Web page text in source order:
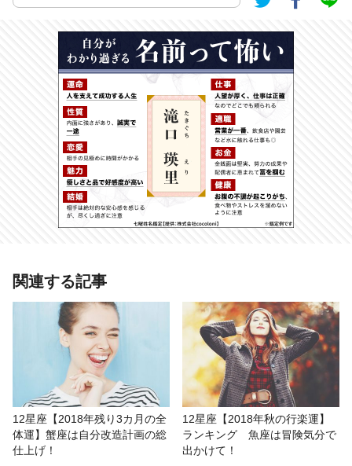
あわせて読みたい記事
12星座【2018年残り3カ月の恋愛
運】牡牛座は変化の波に乗ることで
恋の未来をつかんで！
# 2018年下半期の運勢 # おもしろ # 金森藍加
# 星座占い/星占い # 結婚
関連する記事
12星座【2018年残り3カ月の全
体運】蟹座は自分改造計画の総
仕上げ！
12星座【2018年秋の行楽運】
ランキング 魚座は冒険気分で
出かけて！